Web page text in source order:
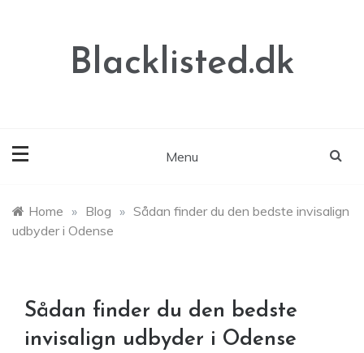
Blacklisted.dk
Menu
Home » Blog » Sådan finder du den bedste invisalign
udbyder i Odense
Sådan finder du den bedste
invisalign udbyder i Odense